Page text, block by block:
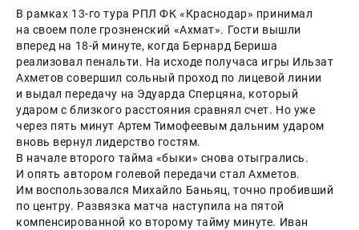
В рамках 13-го тура РПЛ ФК «Краснодар» принимал
на своем поле грозненский «Ахмат». Гости вышли
вперед на 18-й минуте, когда Бернард Бериша
реализовал пенальти. На исходе получаса игры Ильзат
Ахметов совершил сольный проход по лицевой линии
и выдал передачу на Эдуарда Сперцяна, который
ударом с близкого расстояния сравнял счет. Но уже
через пять минут Артем Тимофеевым дальним ударом
вновь вернул лидерство гостям.
В начале второго тайма «быки» снова отыгрались.
И опять автором голевой передачи стал Ахметов.
Им воспользовался Михайло Баньяц, точно пробивший
по центру. Развязка матча наступила на пятой
компенсированной ко второму тайму минуте. Иван